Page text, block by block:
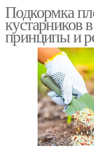
Подкормка
кустарников
принципы и